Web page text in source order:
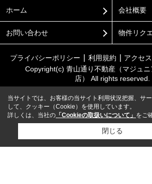
ホーム 会社概要
お問い合わせ 物件リク
プライバシーポリシー 利用規約 アクセ
Copyright(c) 青山通り不動産（マジュ
店） All rights reserved.
当サイトでは、お客様の当サイト利用状況把握、サ
して、クッキー（Cookie）を使用しています。
詳しくは、当社の 「Cookieの取扱いについて」 をご
閉じる